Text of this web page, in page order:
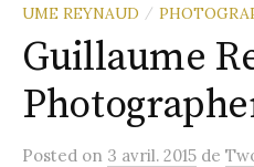
UME REYNAUD
/
Guillaume
Posted on 3 avril. 2015 de